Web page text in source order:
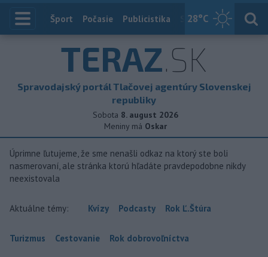
28°C
Index
Šport Počasie Publicistika Slovensko
TERAZ.SK
Spravodajský portál Tlačovej agentúry Slovenskej
republiky
Sobota 8. august 2026
Meniny má Oskar
Úprimne ľutujeme, že sme nenašli odkaz na ktorý ste boli
nasmerovaní, ale stránka ktorú hľadáte pravdepodobne nikdy
neexistovala
Aktuálne témy: Kvízy Podcasty Rok Ľ.Štúra
Turizmus Cestovanie Rok dobrovoľníctva